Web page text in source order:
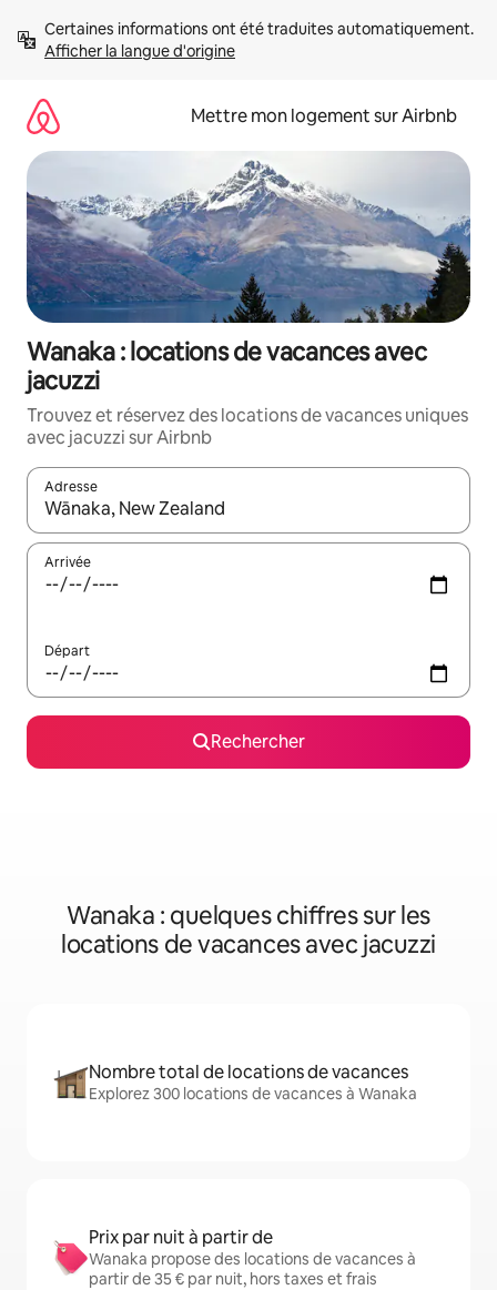
directement
Afficher la langue d'origine
Mettre mon logement sur Airbnb
Wanaka : locations de vacances avec
jacuzzi
Trouvez et réservez des locations de vacances uniques
avec jacuzzi sur Airbnb
Adresse
Lorsque les résultats s'affichent, utilisez les flèches vers le
Arrivée
Départ
Rechercher
Wanaka : quelques chiffres sur les
locations de vacances avec jacuzzi
Nombre total de locations de vacances
Explorez 300 locations de vacances à Wanaka
Prix par nuit à partir de
Wanaka propose des locations de vacances à
partir de 35 € par nuit, hors taxes et frais